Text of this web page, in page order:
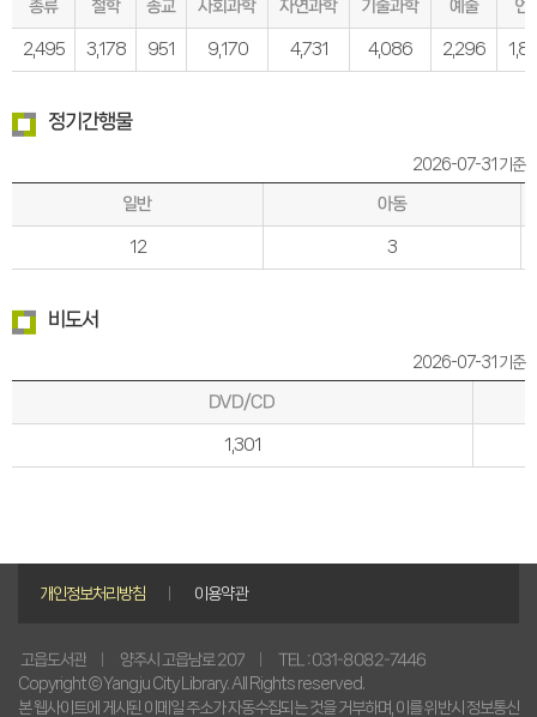
총류 철학 종교 사회과학 자연과학 기술과학 예술 언
2,495 3,178 951 9,170 4,731 4,086 2,296
정기간행물
2026-07-31 기준
일반 아동
12 3
비도서
2026-07-31 기준
DVD/CD
1,301
개인정보처리방침 이용약관
고읍도서관 양주시 고읍남로 207 TEL : 031-8082-7446
Copyright © Yangju City Library. All Rights reserved.
본 웹사이트에 게시된 이메일 주소가 자동수집되는 것을 거부하며, 이를 위반시 정보통신